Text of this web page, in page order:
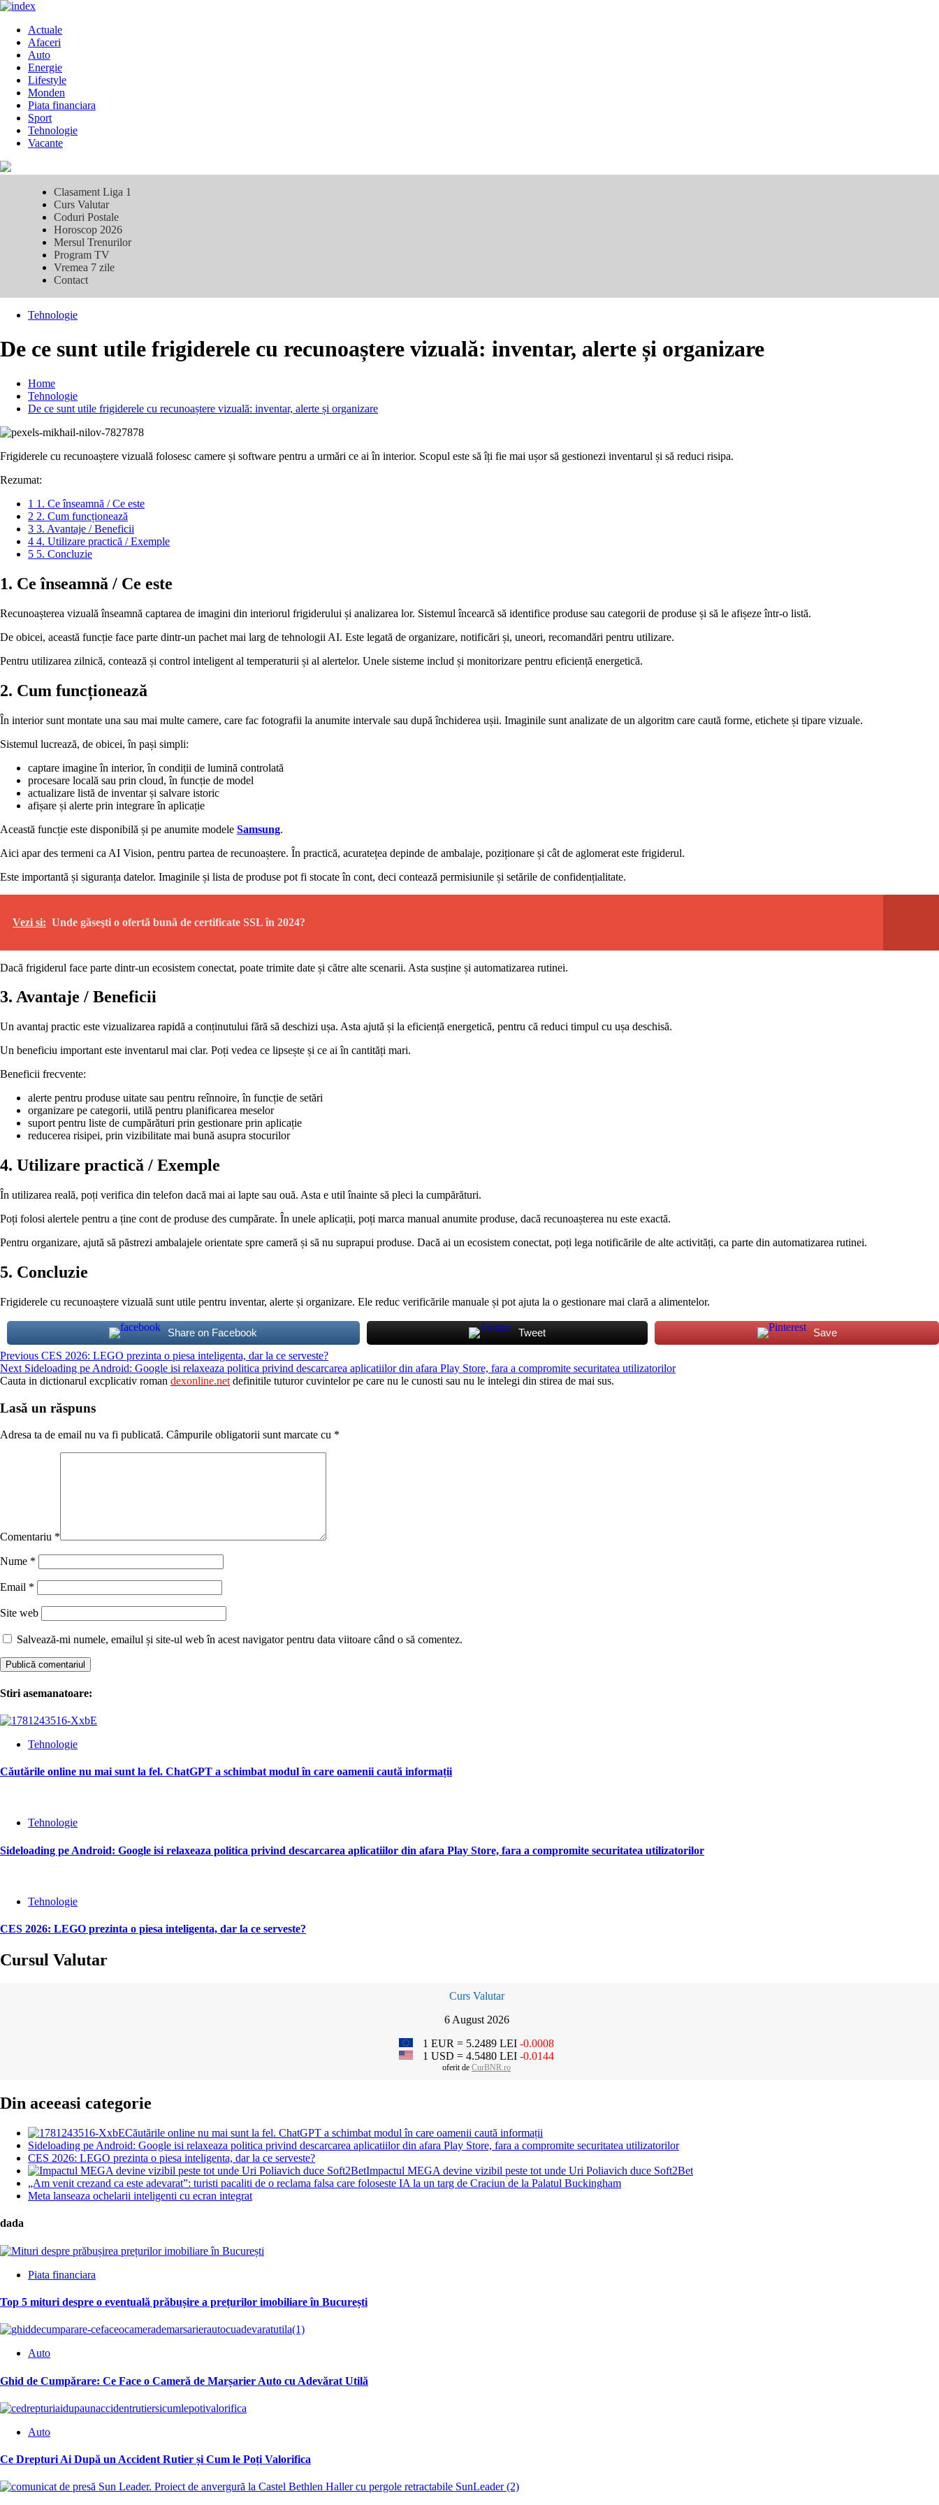
Skip
content
Primary
Menu
Actuale
Afaceri
Auto
Energie
Lifestyle
Monden
Piata financiara
Sport
Tehnologie
Vacante
Clasament Liga 1
Curs Valutar
Coduri Postale
Horoscop 2026
Mersul Trenurilor
Program TV
Vremea 7 zile
Contact
Tehnologie
De ce sunt utile frigiderele cu recunoaștere vizuală: inventar, alerte și organizare
Home
Tehnologie
De ce sunt utile frigiderele cu recunoaștere vizuală: inventar, alerte și organizare
Frigiderele cu recunoaștere vizuală folosesc camere și software pentru a urmări ce ai în interior. Scopul este să îți fie mai ușor să gestionezi inventarul și să reduci risipa.
Rezumat:
1 1. Ce înseamnă / Ce este
2 2. Cum funcționează
3 3. Avantaje / Beneficii
4 4. Utilizare practică / Exemple
5 5. Concluzie
1. Ce înseamnă / Ce este
Recunoașterea vizuală înseamnă captarea de imagini din interiorul frigiderului și analizarea lor. Sistemul încearcă să identifice produse sau categorii de produse și să le afișeze într-o listă.
De obicei, această funcție face parte dintr-un pachet mai larg de tehnologii AI. Este legată de organizare, notificări și, uneori, recomandări pentru utilizare.
Pentru utilizarea zilnică, contează și control inteligent al temperaturii și al alertelor. Unele sisteme includ și monitorizare pentru eficiență energetică.
2. Cum funcționează
În interior sunt montate una sau mai multe camere, care fac fotografii la anumite intervale sau după închiderea ușii. Imaginile sunt analizate de un algoritm care caută forme, etichete și tipare vizuale.
Sistemul lucrează, de obicei, în pași simpli:
captare imagine în interior, în condiții de lumină controlată
procesare locală sau prin cloud, în funcție de model
actualizare listă de inventar și salvare istoric
afișare și alerte prin integrare în aplicație
Această funcție este disponibilă și pe anumite modele Samsung.
Aici apar des termeni ca AI Vision, pentru partea de recunoaștere. În practică, acuratețea depinde de ambalaje, poziționare și cât de aglomerat este frigiderul.
Este importantă și siguranța datelor. Imaginile și lista de produse pot fi stocate în cont, deci contează permisiunile și setările de confidențialitate.
Vezi si: Unde găseşti o ofertă bună de certificate SSL în 2024?
Dacă frigiderul face parte dintr-un ecosistem conectat, poate trimite date și către alte scenarii. Asta susține și automatizarea rutinei.
3. Avantaje / Beneficii
Un avantaj practic este vizualizarea rapidă a conținutului fără să deschizi ușa. Asta ajută și la eficiență energetică, pentru că reduci timpul cu ușa deschisă.
Un beneficiu important este inventarul mai clar. Poți vedea ce lipsește și ce ai în cantități mari.
Beneficii frecvente:
alerte pentru produse uitate sau pentru reînnoire, în funcție de setări
organizare pe categorii, utilă pentru planificarea meselor
suport pentru liste de cumpărături prin gestionare prin aplicație
reducerea risipei, prin vizibilitate mai bună asupra stocurilor
4. Utilizare practică / Exemple
În utilizarea reală, poți verifica din telefon dacă mai ai lapte sau ouă. Asta e util înainte să pleci la cumpărături.
Poți folosi alertele pentru a ține cont de produse des cumpărate. În unele aplicații, poți marca manual anumite produse, dacă recunoașterea nu este exactă.
Pentru organizare, ajută să păstrezi ambalajele orientate spre cameră și să nu suprapui produse. Dacă ai un ecosistem conectat, poți lega notificările de alte activități, ca parte din automatizarea rutinei.
5. Concluzie
Frigiderele cu recunoaștere vizuală sunt utile pentru inventar, alerte și organizare. Ele reduc verificările manuale și pot ajuta la o gestionare mai clară a alimentelor.
Share on Facebook Tweet Save
Continue
Reading
Previous CES 2026: LEGO prezinta o piesa inteligenta, dar la ce serveste?
Next Sideloading pe Android: Google isi relaxeaza politica privind descarcarea aplicatiilor din afara Play Store, fara a compromite securitatea utilizatorilor
Cauta in dictionarul excplicativ roman dexonline.net definitile tuturor cuvintelor pe care nu le cunosti sau nu le intelegi din stirea de mai sus.
Lasă un răspuns
Adresa ta de email nu va fi publicată. Câmpurile obligatorii sunt marcate cu *
Comentariu *
Nume *
Email *
Site web
Salvează-mi numele, emailul și site-ul web în acest navigator pentru data viitoare când o să comentez.
Stiri asemanatoare:
Tehnologie
Căutările online nu mai sunt la fel. ChatGPT a schimbat modul în care oamenii caută informații
Tehnologie
Sideloading pe Android: Google isi relaxeaza politica privind descarcarea aplicatiilor din afara Play Store, fara a compromite securitatea utilizatorilor
Tehnologie
CES 2026: LEGO prezinta o piesa inteligenta, dar la ce serveste?
Cursul Valutar
Curs Valutar
6 August 2026
1 EUR = 5.2489 LEI -0.0008
1 USD = 4.5480 LEI -0.0144
oferit de CurBNR.ro
Din aceeasi categorie
Căutările online nu mai sunt la fel. ChatGPT a schimbat modul în care oamenii caută informații
Sideloading pe Android: Google isi relaxeaza politica privind descarcarea aplicatiilor din afara Play Store, fara a compromite securitatea utilizatorilor
CES 2026: LEGO prezinta o piesa inteligenta, dar la ce serveste?
Impactul MEGA devine vizibil peste tot unde Uri Poliavich duce Soft2Bet
„Am venit crezand ca este adevarat”: turisti pacaliti de o reclama falsa care foloseste IA la un targ de Craciun de la Palatul Buckingham
Meta lanseaza ochelarii inteligenti cu ecran integrat
dada
Piata financiara
Top 5 mituri despre o eventuală prăbușire a prețurilor imobiliare în București
Auto
Ghid de Cumpărare: Ce Face o Cameră de Marșarier Auto cu Adevărat Utilă
Auto
Ce Drepturi Ai După un Accident Rutier și Cum le Poți Valorifica